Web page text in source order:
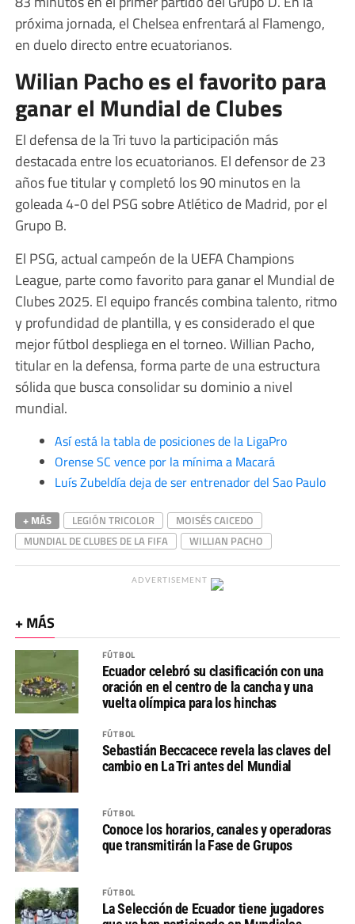
próxima jornada, el Chelsea enfrentará al Flamengo,
en duelo directo entre ecuatorianos.
Wilian Pacho es el favorito para
ganar el Mundial de Clubes
El defensa de la Tri tuvo la participación más
destacada entre los ecuatorianos. El defensor de 23
años fue titular y completó los 90 minutos en la
goleada 4-0 del PSG sobre Atlético de Madrid, por el
Grupo B.
El PSG, actual campeón de la UEFA Champions
League, parte como favorito para ganar el Mundial de
Clubes 2025. El equipo francés combina talento, ritmo
y profundidad de plantilla, y es considerado el que
mejor fútbol despliega en el torneo. Willian Pacho,
titular en la defensa, forma parte de una estructura
sólida que busca consolidar su dominio a nivel
mundial.
Así está la tabla de posiciones de la LigaPro
Orense SC vence por la mínima a Macará
Luís Zubeldía deja de ser entrenador del Sao Paulo
+ MÁS LEGIÓN TRICOLOR
MOISÉS CAICEDO
MUNDIAL DE CLUBES DE LA FIFA
WILLIAN PACHO
ADVERTISEMENT
+ MÁS
FÚTBOL
Ecuador celebró su clasificación con una
oración en el centro de la cancha y una
vuelta olímpica para los hinchas
FÚTBOL
Sebastián Beccacece revela las claves del
cambio en La Tri antes del Mundial
FÚTBOL
Conoce los horarios, canales y operadoras
que transmitirán la Fase de Grupos
FÚTBOL
La Selección de Ecuador tiene jugadores